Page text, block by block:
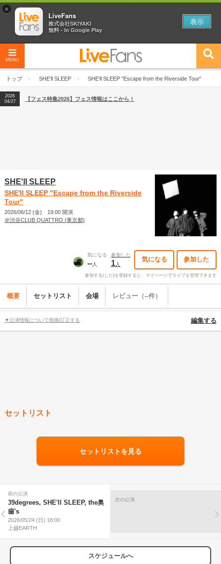
MENU
トップ SHE'll SLEEP SHE'll SLEEP "Escape from the Riverside Tour"
2026
04/27
2026
【ライブ動員ランキング】2026年上半期編発表！
2026
04/27
【フェス特集2026】フェス情報はここから！
SHE'll SLEEP
SHE'll SLEEP "Escape from the Riverside
Tour"
2026/06/12 (金) 19:00 開演
＠渋谷CLUB QUATTRO (東京都)
気になる
--人
参加した
1人
気になる 参加した
参加する(した)を登録すると、マイページでライブを管理できます
概要 セットリスト 会場 レビュー（--件）
▼公演情報について指摘/訂正する 編集する
セットリスト
セットリストを見る
前の公演
39degrees, SHE'll SLEEP, the奥
歯's
2026/05/24 (日) 18:00
上越EARTH
次の公演
スケジュールへ
×
LiveFans
株式会社SKIYAKI
無料 - In Google Play
表示